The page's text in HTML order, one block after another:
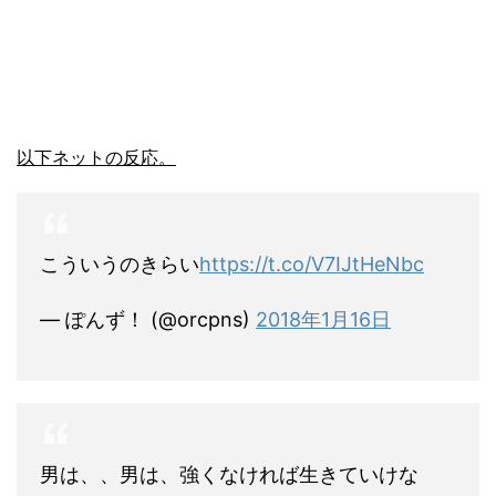
以下ネットの反応。
こういうのきらいhttps://t.co/V7IJtHeNbc
— ぽんず！ (@orcpns) 2018年1月16日
男は、、男は、強くなければ生きていけな